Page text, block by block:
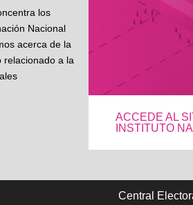
los
Nacional
acerca de la
relacionado a la
ACCEDE AL
INSTITUTO
Central